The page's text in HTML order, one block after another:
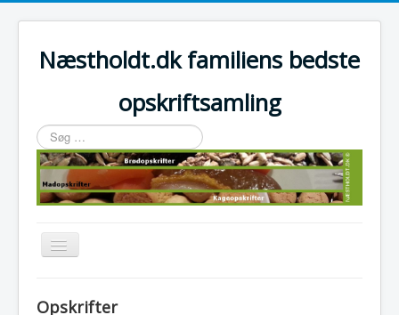
Næstholdt.dk familiens bedste
opskriftsamling
Søg
…
Skift
navigation
Opskrifter